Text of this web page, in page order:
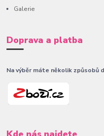
Galerie
Doprava a platba
Na výběr máte několik způsobů